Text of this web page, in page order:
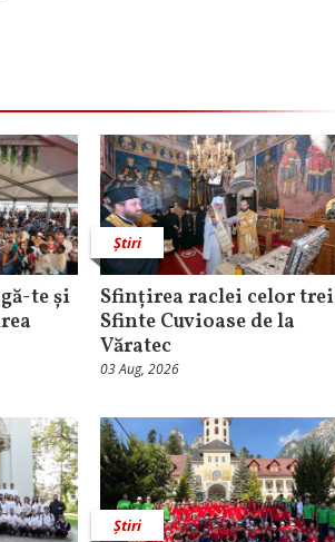
te și
Știri
Sfințirea raclei celor trei
Sfinte Cuvioase de la
Văratec
03 Aug, 2026
Știri